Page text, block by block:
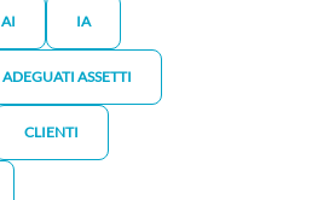
AI IA
ADEGUATI ASSETTI
CLIENTI